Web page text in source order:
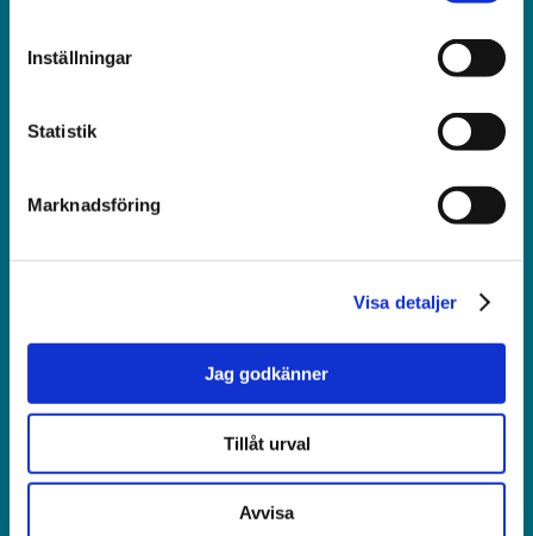
Inställningar
Statistik
Marknadsföring
Visa detaljer
Jag godkänner
Tillåt urval
Avvisa